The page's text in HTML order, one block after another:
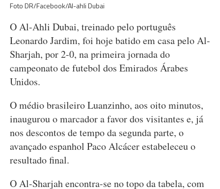
Foto DR/Facebook/Al-ahli Dubai
O Al-Ahli Dubai, treinado pelo português
Leonardo Jardim, foi hoje batido em casa pelo Al-
Sharjah, por 2-0, na primeira jornada do
campeonato de futebol dos Emirados Árabes
Unidos.
O médio brasileiro Luanzinho, aos oito minutos,
inaugurou o marcador a favor dos visitantes e, já
nos descontos de tempo da segunda parte, o
avançado espanhol Paco Alcácer estabeleceu o
resultado final.
O Al-Sharjah encontra-se no topo da tabela, com